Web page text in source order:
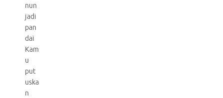
nun
jadi
pan
dai
Kam
u
put
uska
n